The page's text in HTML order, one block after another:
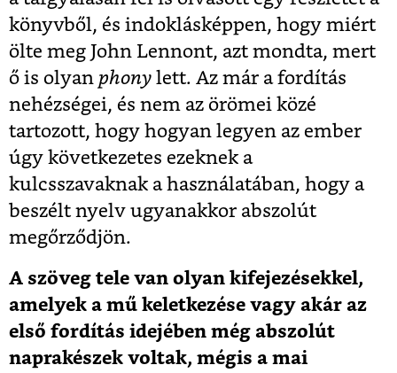
könyvből, és indoklásképpen, hogy miért
ölte meg John Lennont, azt mondta, mert
ő is olyan phony lett. Az már a fordítás
nehézségei, és nem az örömei közé
tartozott, hogy hogyan legyen az ember
úgy következetes ezeknek a
kulcsszavaknak a használatában, hogy a
beszélt nyelv ugyanakkor abszolút
megőrződjön.
A szöveg tele van olyan kifejezésekkel,
amelyek a mű keletkezése vagy akár az
első fordítás idejében még abszolút
naprakészek voltak, mégis a mai